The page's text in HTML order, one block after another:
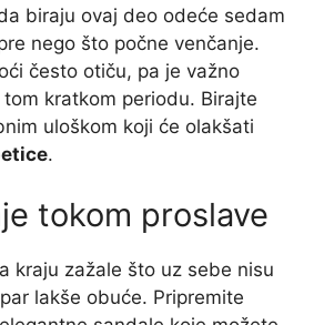
biraju ovaj deo odeće sedam
nego što počne venčanje.
često otiču, pa je važno
kratkom periodu. Birajte
uloškom koji će olakšati
.
tokom proslave
kraju zažale što uz sebe nisu
lakše obuće. Pripremite